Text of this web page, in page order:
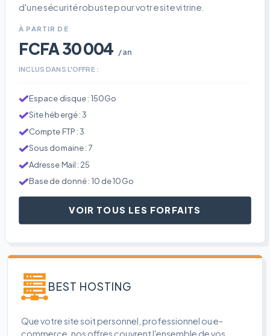
d'une sécurité robuste pour votre site vitrine.
À PARTIR DE
FCFA 30 004 /an
INCLUS DANS L'OFFRE :
Espace disque : 150Go
Site hébergé : 3
Compte FTP : 3
Sous domaine : 7
Adresse Mail : 25
Base de donné : 10 de 10Go
VOIR TOUS LES FORFAITS
BEST HOSTING
Que votre site soit personnel, professionnel ou e-
commerce, nos offres couvrent l'ensemble de vos